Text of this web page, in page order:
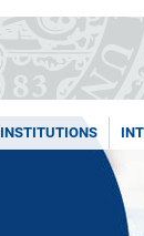
INSTITUTIONS